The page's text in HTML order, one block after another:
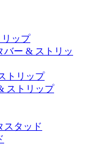
ップ
バー & ストリッ
トリップ
ストリップ
スタッド